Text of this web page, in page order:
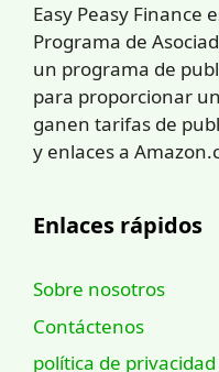
Easy Peasy Finance
Programa de
un programa de
para proporcionar
ganen tarifas de
y enlaces a
Enlaces rápidos
Sobre nosotros
Contáctenos
política de privacidad